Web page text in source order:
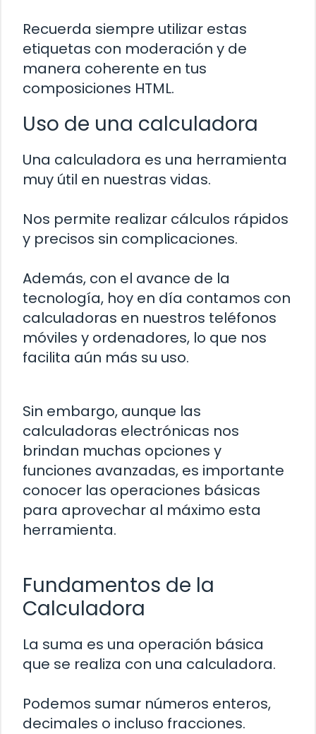
Recuerda siempre utilizar estas
etiquetas con moderación y de
manera coherente en tus
composiciones HTML.
Uso de una calculadora
Una calculadora es una herramienta
muy útil en nuestras vidas.
Nos permite realizar cálculos rápidos
y precisos sin complicaciones.
Además, con el avance de la
tecnología, hoy en día contamos con
calculadoras en nuestros teléfonos
móviles y ordenadores, lo que nos
facilita aún más su uso.
Sin embargo, aunque las
calculadoras electrónicas nos
brindan muchas opciones y
funciones avanzadas, es importante
conocer las operaciones básicas
para aprovechar al máximo esta
herramienta.
Fundamentos de la
Calculadora
La suma es una operación básica
que se realiza con una calculadora.
Podemos sumar números enteros,
decimales o incluso fracciones.